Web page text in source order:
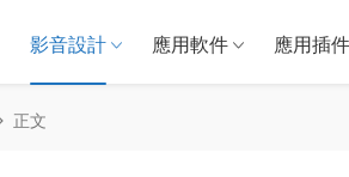
影音設計 應用軟件 應用插件
正文